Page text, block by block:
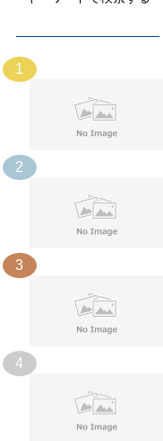
1
2
3
4